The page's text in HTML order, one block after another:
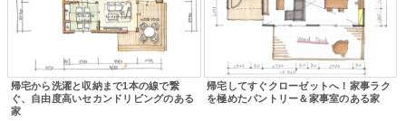
帰宅から洗濯と収納まで1本の線で繋
ぐ、自由度高いセカンドリビングのある
家
帰宅してすぐクローゼットへ！家事ラク
を極めたパントリー＆家事室のある家